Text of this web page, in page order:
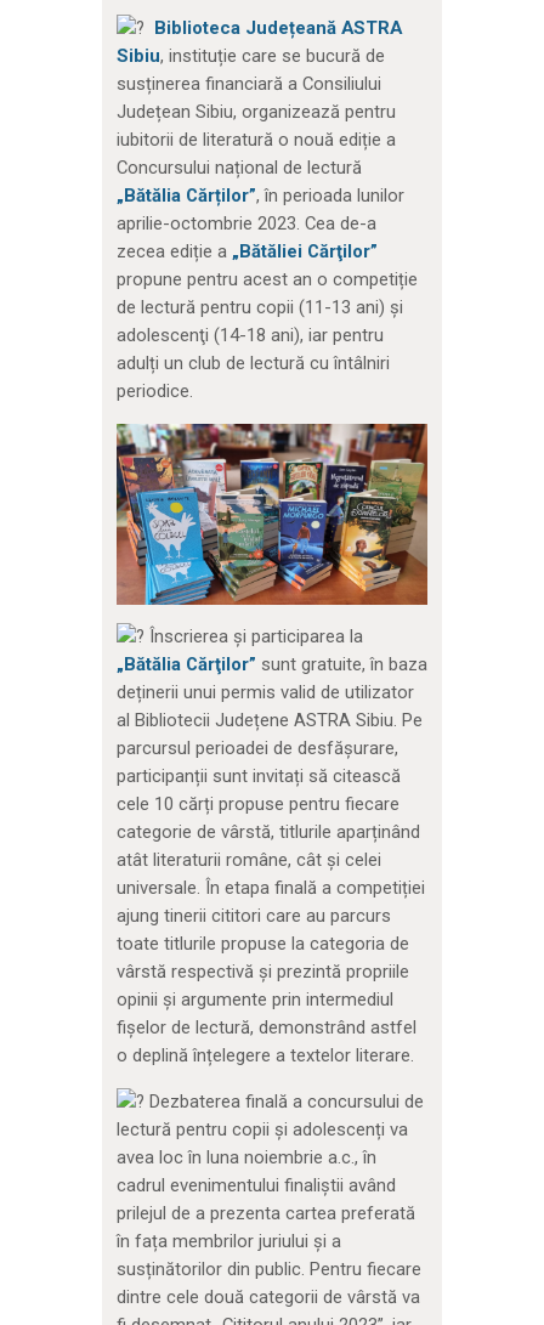
Biblioteca Județeană ASTRA
Sibiu, instituție care se bucură de
susținerea financiară a Consiliului
Județean Sibiu, organizează pentru
iubitorii de literatură o nouă ediție a
Concursului național de lectură
„Bătălia Cărților”, în perioada lunilor
aprilie-octombrie 2023. Cea de-a
zecea ediție a „Bătăliei Cărţilor”
propune pentru acest an o competiție
de lectură pentru copii (11-13 ani) și
adolescenţi (14-18 ani), iar pentru
adulți un club de lectură cu întâlniri
periodice.
Înscrierea și participarea la
„Bătălia Cărţilor” sunt gratuite, în baza
deținerii unui permis valid de utilizator
al Bibliotecii Județene ASTRA Sibiu. Pe
parcursul perioadei de desfășurare,
participanții sunt invitați să citească
cele 10 cărți propuse pentru fiecare
categorie de vârstă, titlurile aparținând
atât literaturii române, cât și celei
universale. În etapa finală a competiției
ajung tinerii cititori care au parcurs
toate titlurile propuse la categoria de
vârstă respectivă şi prezintă propriile
opinii și argumente prin intermediul
fișelor de lectură, demonstrând astfel
o deplină înțelegere a textelor literare.
Dezbaterea finală a concursului de
lectură pentru copii și adolescenți va
avea loc în luna noiembrie a.c., în
cadrul evenimentului finaliștii având
prilejul de a prezenta cartea preferată
în fața membrilor juriului și a
susținătorilor din public. Pentru fiecare
dintre cele două categorii de vârstă va